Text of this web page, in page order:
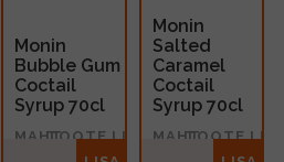
Monin
Bubble Gum
Coctail
Syrup 70cl
MAHTTOOTE LIIK
Siirup
Monin
Salted
Caramel
Coctail
Syrup 70cl
MAHTTOOTE LIIK
Siirup